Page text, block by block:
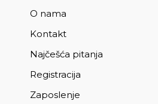
O nama
Kontakt
Najčešća pitanja
Registracija
Zaposlenje